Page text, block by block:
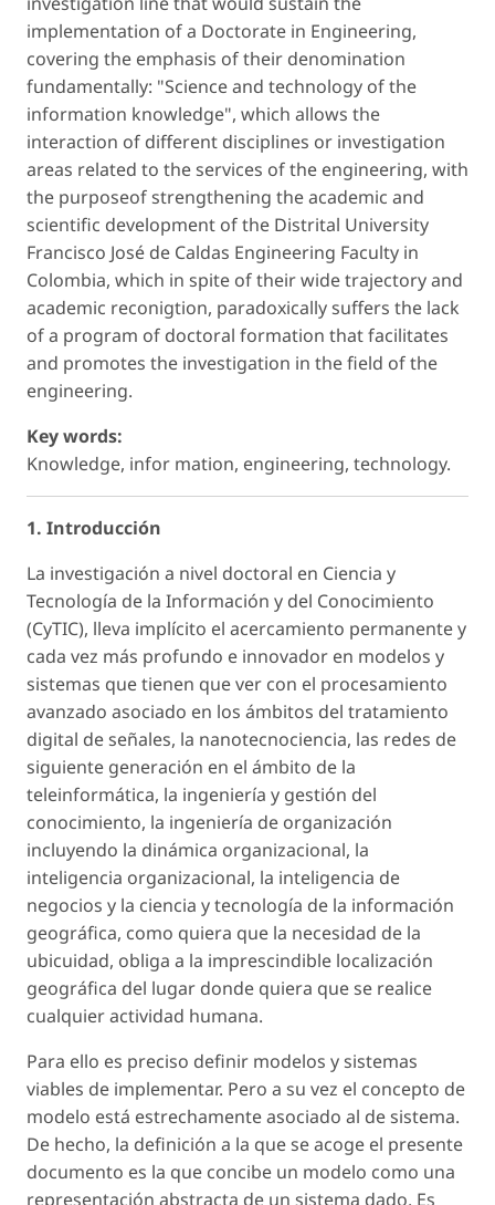
implementation of a Doctorate in Engineering,
covering the emphasis of their denomination
fundamentally: "Science and technology of the
information knowledge", which allows the
interaction of different disciplines or investigation
areas related to the services of the engineering, with
the purposeof strengthening the academic and
scientific development of the Distrital University
Francisco José de Caldas Engineering Faculty in
Colombia, which in spite of their wide trajectory and
academic reconigtion, paradoxically suffers the lack
of a program of doctoral formation that facilitates
and promotes the investigation in the field of the
engineering.
Key words:
Knowledge, infor mation, engineering, technology.
1. Introducción
La investigación a nivel doctoral en Ciencia y
Tecnología de la Información y del Conocimiento
(CyTIC), lleva implícito el acercamiento permanente y
cada vez más profundo e innovador en modelos y
sistemas que tienen que ver con el procesamiento
avanzado asociado en los ámbitos del tratamiento
digital de señales, la nanotecnociencia, las redes de
siguiente generación en el ámbito de la
teleinformática, la ingeniería y gestión del
conocimiento, la ingeniería de organización
incluyendo la dinámica organizacional, la
inteligencia organizacional, la inteligencia de
negocios y la ciencia y tecnología de la información
geográfica, como quiera que la necesidad de la
ubicuidad, obliga a la imprescindible localización
geográfica del lugar donde quiera que se realice
cualquier actividad humana.
Para ello es preciso definir modelos y sistemas
viables de implementar. Pero a su vez el concepto de
modelo está estrechamente asociado al de sistema.
De hecho, la definición a la que se acoge el presente
documento es la que concibe un modelo como una
representación abstracta de un sistema dado. Es